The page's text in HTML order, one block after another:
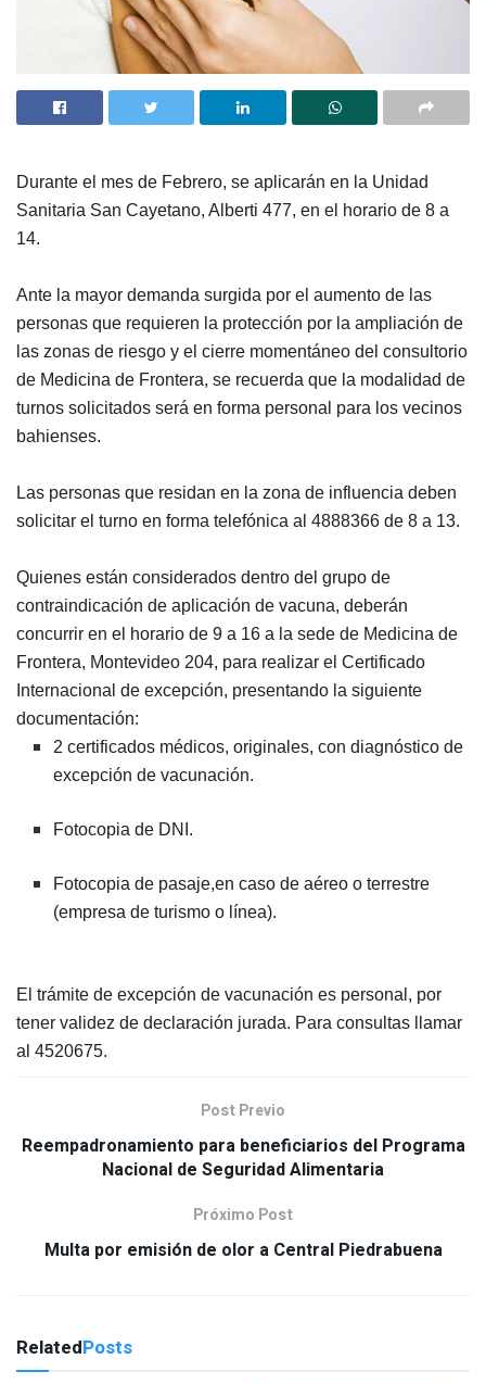
Durante el mes de Febrero, se aplicarán en la Unidad
Sanitaria San Cayetano, Alberti 477, en el horario de 8 a
14.
Ante la mayor demanda surgida por el aumento de las
personas que requieren la protección por la ampliación de
las zonas de riesgo y el cierre momentáneo del consultorio
de Medicina de Frontera, se recuerda que la modalidad de
turnos solicitados será en forma personal para los vecinos
bahienses.
Las personas que residan en la zona de influencia deben
solicitar el turno en forma telefónica al 4888366 de 8 a 13.
Quienes están considerados dentro del grupo de
contraindicación de aplicación de vacuna, deberán
concurrir en el horario de 9 a 16 a la sede de Medicina de
Frontera, Montevideo 204, para realizar el Certificado
Internacional de excepción, presentando la siguiente
documentación:
2 certificados médicos, originales, con diagnóstico de
excepción de vacunación.
Fotocopia de DNI.
Fotocopia de pasaje,en caso de aéreo o terrestre
(empresa de turismo o línea).
El trámite de excepción de vacunación es personal, por
tener validez de declaración jurada. Para consultas llamar
al 4520675.
Post Previo
Reempadronamiento para beneficiarios del Programa
Nacional de Seguridad Alimentaria
Próximo Post
Multa por emisión de olor a Central Piedrabuena
RelatedPosts